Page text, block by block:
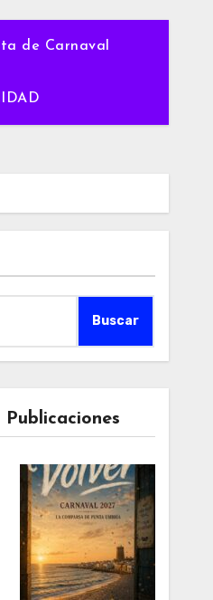
de Carnaval
Buscar
Publicaciones